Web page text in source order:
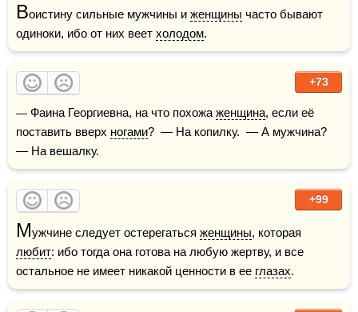
Воистину сильные мужчины и женщины часто бывают
одиноки, ибо от них веет холодом.
+73
— Фаина Георгиевна, на что похожа женщина, если её
поставить вверх ногами?  — На копилку.  — А мужчина?
— На вешалку.
+99
Мужчине следует остерегаться женщины
любит: ибо тогда она готова на любую жертву, и все
остальное не имеет никакой ценности в ее глазах.